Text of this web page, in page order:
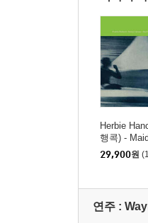
Herbie
행콕) -
[LP]
29,900원
연주 :